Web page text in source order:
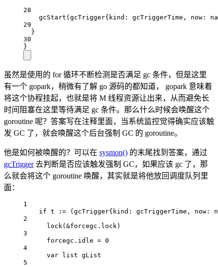
28
gcStart ( gcTrigger{kind: gcTriggerTime, now:
29
}
30
}
虽然是使用的 for 循环不断检测是否满足 gc 条件，但是这里
有一个 gopark，稍微有了解 go 源码的都知道， gopark 意味着
将这个协程挂起，也就是将 M 线程资源让出来，从而避免长
时间阻塞在这里等待满足 gc 条件。那么什么时候会唤醒这个
goroutine 呢？答案写在注释里面，当系统监控觉得确实应该触
发 GC 了，就会唤醒这个后台强制 GC 的 goroutine。
他是如何被唤醒的？可以在 sysmon() 的末尾找到答案，通过
gcTrigger去判断是否应该触发强制 GC，如果应该 gc 了，那
么就会将这个 goroutine 唤醒，其实就是将他放回调度队列里
面：
1
if t := ( gcTrigger{kind: gcTriggerTime, now:
2
lock( &forcegc.lock)
3
forcegc.idle = 0
4
var list gList
5